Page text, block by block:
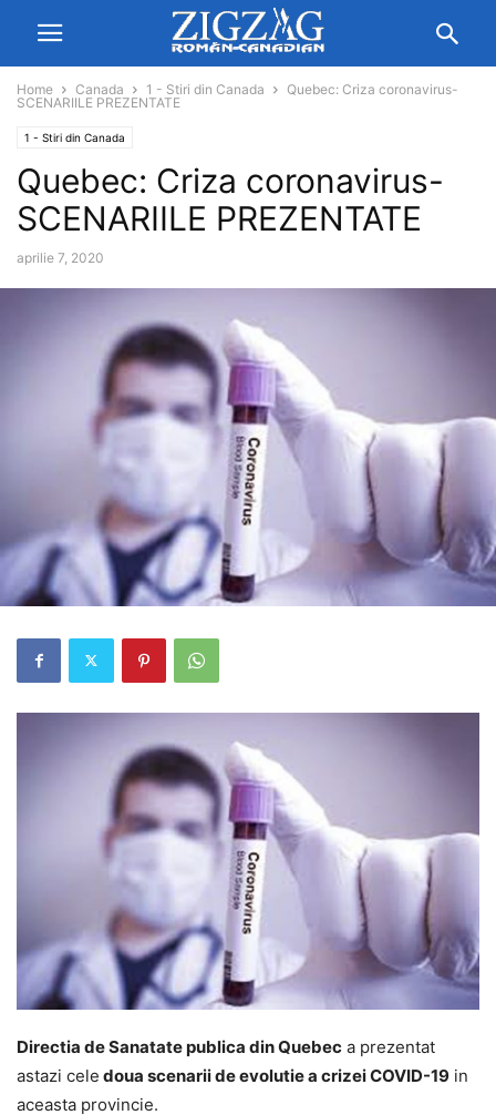
Home Canada 1 - Stiri din Canada
Quebec: Criza coronavirus-
SCENARIILE PREZENTATE
1 - Stiri din Canada
Quebec: Criza coronavirus-
SCENARIILE PREZENTATE
aprilie 7, 2020
Directia de Sanatate publica din Quebec a prezentat
astazi cele doua scenarii de evolutie a crizei COVID-19 in
aceasta provincie.